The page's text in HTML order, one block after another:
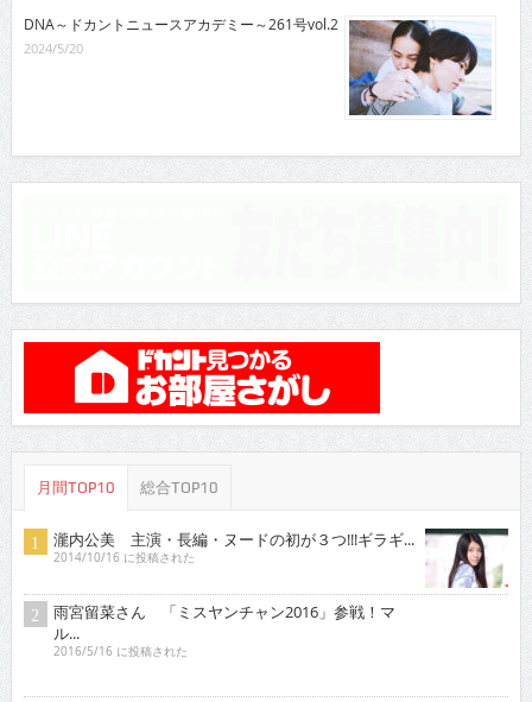
DNA～ドカントニュースアカデミー～261号vol.2
2024/5/20
月間TOP10 総合TOP10
瀧内公美 主演・長編・ヌードの初が３つ!!!ギラギ...
2014/10/16 に投稿された
雨宮留菜さん 「ミスヤンチャン2016」参戦！マ
ル...
2016/5/16 に投稿された